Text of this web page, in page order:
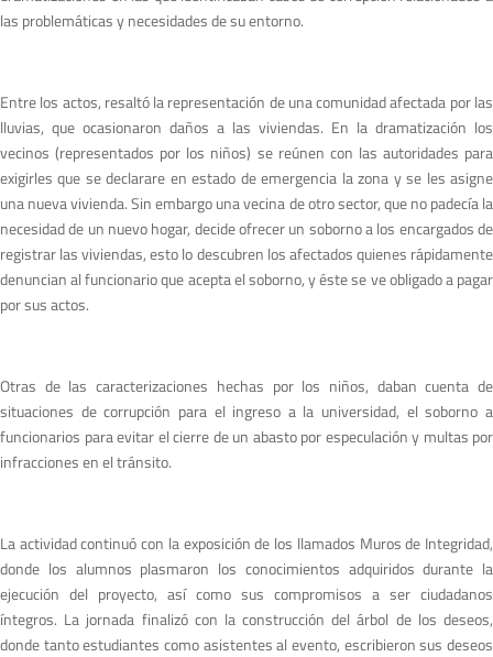
las problemáticas y necesidades de su entorno.
Entre los actos, resaltó la representación de una comunidad afectada por las
lluvias, que ocasionaron daños a las viviendas. En la dramatización los
vecinos (representados por los niños) se reúnen con las autoridades para
exigirles que se declarare en estado de emergencia la zona y se les asigne
una nueva vivienda. Sin embargo una vecina de otro sector, que no padecía la
necesidad de un nuevo hogar, decide ofrecer un soborno a los encargados de
registrar las viviendas, esto lo descubren los afectados quienes rápidamente
denuncian al funcionario que acepta el soborno, y éste se ve obligado a pagar
por sus actos.
Otras de las caracterizaciones hechas por los niños, daban cuenta de
situaciones de corrupción para el ingreso a la universidad, el soborno a
funcionarios para evitar el cierre de un abasto por especulación y multas por
infracciones en el tránsito.
La actividad continuó con la exposición de los llamados Muros de Integridad,
donde los alumnos plasmaron los conocimientos adquiridos durante la
ejecución del proyecto, así como sus compromisos a ser ciudadanos
íntegros. La jornada finalizó con la construcción del árbol de los deseos,
donde tanto estudiantes como asistentes al evento, escribieron sus deseos